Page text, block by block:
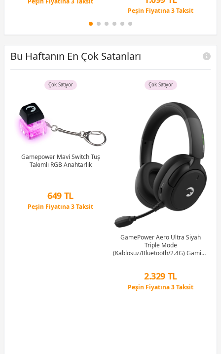
12 Ay x 215 TL taksitle
Peşin Fiyatına 3 Taksit
12 Ay x 129 TL taksitle
Peşin Fiyatına 3 Taksit
Bu Haftanın En Çok Satanları
Çok Satıyor
Gamepower Mavi Switch Tuş
Takımlı RGB Anahtarlık
649 TL
Peşin Fiyatına 3 Taksit
12 Ay x 76 TL taksitle
Çok Satıyor
GamePower Aero Ultra Siyah
Triple Mode
(Kablosuz/Bluetooth/2.4G) Gaming
2.329 TL
Peşin Fiyatına 3 Taksit
12 Ay x 274 TL taksitle